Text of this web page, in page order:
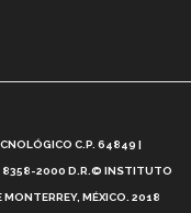
Tec? (video)
C.P. 64849 |
8358-2000 D.R.© INSTITUTO
MÉXICO. 2018